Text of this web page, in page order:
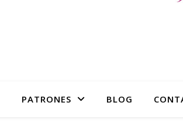
PATRONES BLOG